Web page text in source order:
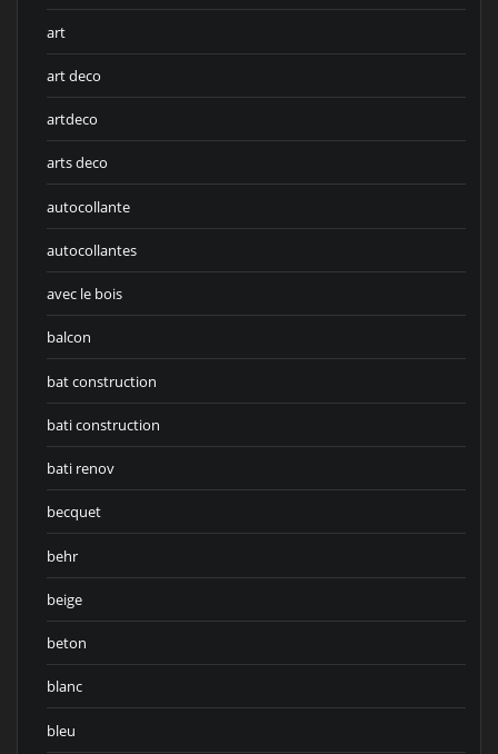
art
art deco
artdeco
arts deco
autocollante
autocollantes
avec le bois
balcon
bat construction
bati construction
bati renov
becquet
behr
beige
beton
blanc
bleu